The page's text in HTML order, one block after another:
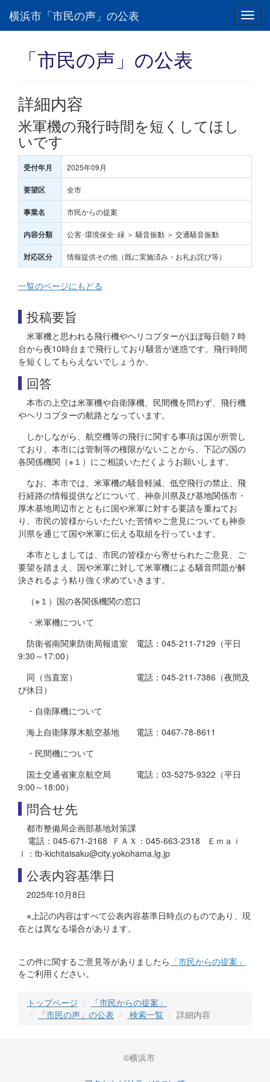
横浜市「市民の声」の公表
「市民の声」の公表
詳細内容
米軍機の飛行時間を短くしてほし
いです
受付年月 2025年09月
要望区 全市
事業名 市民からの提案
内容分類 公害･環境保全･緑 ＞ 騒音振動 ＞ 交通騒音振動
対応区分 情報提供その他（既に実施済み・お礼お詫び等）
一覧のページにもどる
投稿要旨
米軍機と思われる飛行機やヘリコプターがほぼ毎日朝７時
台から夜10時台まで飛行しており騒音が迷惑です。飛行時間
を短くしてもらえないでしょうか。
回答
本市の上空は米軍機や自衛隊機、民間機を問わず、飛行機
やヘリコプターの航路となっています。
しかしながら、航空機等の飛行に関する事項は国が所管し
ており、本市には管制等の権限がないことから、下記の国の
各関係機関（※１）にご相談いただくようお願いします。
なお、本市では、米軍機の騒音軽減、低空飛行の禁止、飛
行経路の情報提供などについて、神奈川県及び基地関係市・
厚木基地周辺市とともに国や米軍に対する要請を重ねてお
り、市民の皆様からいただいた苦情やご意見についても神奈
川県を通じて国や米軍に伝える取組を行っています。
本市としましては、市民の皆様から寄せられたご意見、ご
要望を踏まえ、国や米軍に対して米軍機による騒音問題が解
決されるよう粘り強く求めていきます。
（※１）国の各関係機関の窓口
・米軍機について
防衛省南関東防衛局報道室 電話：045-211-7129（平日
9:30～17:00）
同（当直室） 電話：045-211-7386（夜間及
び休日）
・自衛隊機について
海上自衛隊厚木航空基地 電話：0467-78-8611
・民間機について
国土交通省東京航空局 電話：03-5275-9322（平日
9:00～18:00）
問合せ先
都市整備局企画部基地対策課
電話：045-671-2168 ＦＡＸ：045-663-2318 Ｅｍａｉ
ｌ：tb-kichitaisaku@city.yokohama.lg.jp
公表内容基準日
2025年10月8日
※上記の内容はすべて公表内容基準日時点のものであり、現
在とは異なる場合があります。
この件に関するご意見等がありましたら 「市民からの提案」
をご利用ください。
トップページ
「市民からの提案」
「市民の声」の公表
検索一覧 詳細内容
©横浜市